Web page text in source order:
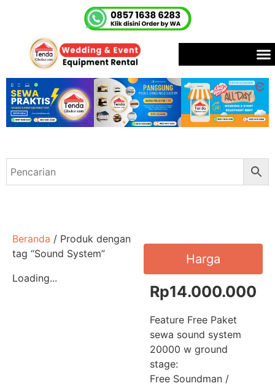
Beranda / Produk dengan
tag “Sound System”
Loading...
Harga
Rp14.000.000
Feature Free Paket
sewa sound system
20000 w ground
stage:
Free Soundman /